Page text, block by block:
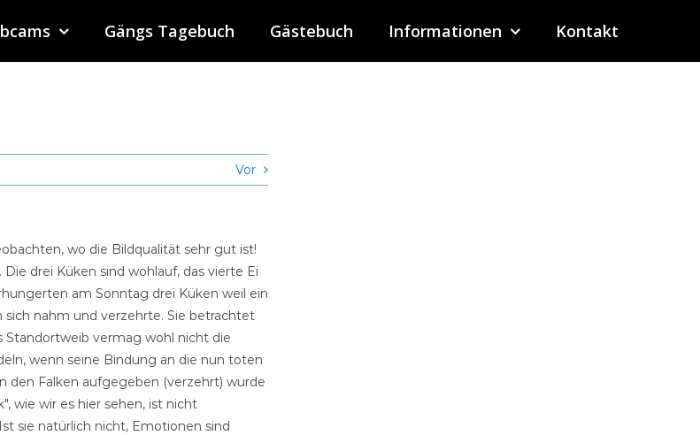
Gängs Tagebuch Gästebuch Informationen Kontakt
Vor
wo die Bildqualität sehr gut ist!
drei Küken sind wohlauf, das vierte Ei
am Sonntag drei Küken weil ein
nahm und verzehrte. Sie betrachtet
Standortweib vermag wohl nicht die
wenn seine Bindung an die nun toten
den Falken aufgegeben (verzehrt) wurde
wie wir es hier sehen, ist nicht
sie natürlich nicht, Emotionen sind